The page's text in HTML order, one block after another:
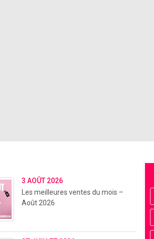
3 AOÛT 2026
Les meilleures ventes du mois –
Août 2026